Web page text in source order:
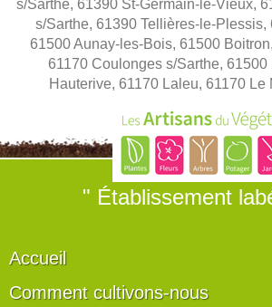
s/Sarthe, 61390 St-Germain-le-Vieux,
s/Sarthe, 61390 Tellières-le-Plessis,
61500 Aunay-les-Bois, 61500
61170 Coulonges s/Sarthe, 61500
Hauterive, 61170 Laleu, 61170 Le
" Établissement
Accueil
Comment cultivons-nous